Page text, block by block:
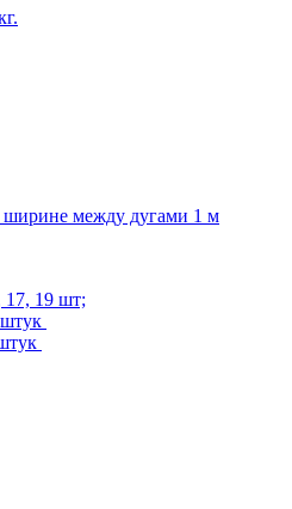
между дугами 1 м
17, 19 шт;